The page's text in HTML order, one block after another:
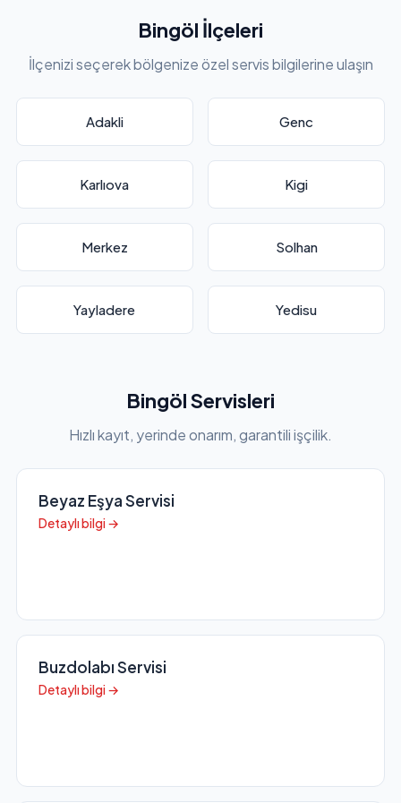
Bingöl İlçeleri
İlçenizi seçerek bölgenize özel servis bilgilerine ulaşın
Adakli Genc
Karlıova Kigi
Merkez Solhan
Yayladere Yedisu
Bingöl Servisleri
Hızlı kayıt, yerinde onarım, garantili işçilik.
Beyaz Eşya Servisi
Detaylı bilgi →
Buzdolabı Servisi
Detaylı bilgi →